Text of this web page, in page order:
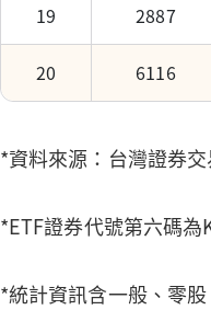
19 2887
20 6116
*資料來源：台灣證券
*ETF證券代號第六碼為
*統計資訊含一般、零